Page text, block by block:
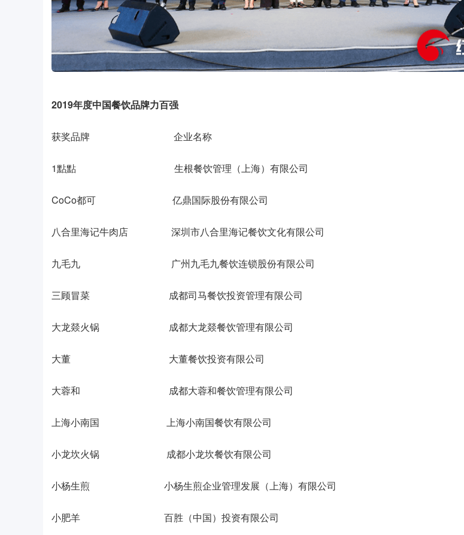
2019年度中国餐饮品牌力百强
获奖品牌 企业名称
1點點 生根餐饮管理（上海）有限公司
CoCo都可 亿鼎国际股份有限公司
八合里海记牛肉店 深圳市八合里海记餐饮文化有限公司
九毛九 广州九毛九餐饮连锁股份有限公司
三顾冒菜 成都司马餐饮投资管理有限公司
大龙燚火锅 成都大龙燚餐饮管理有限公司
大董 大董餐饮投资有限公司
大蓉和 成都大蓉和餐饮管理有限公司
上海小南国 上海小南国餐饮有限公司
小龙坎火锅 成都小龙坎餐饮有限公司
小杨生煎 小杨生煎企业管理发展（上海）有限公司
小肥羊 百胜（中国）投资有限公司